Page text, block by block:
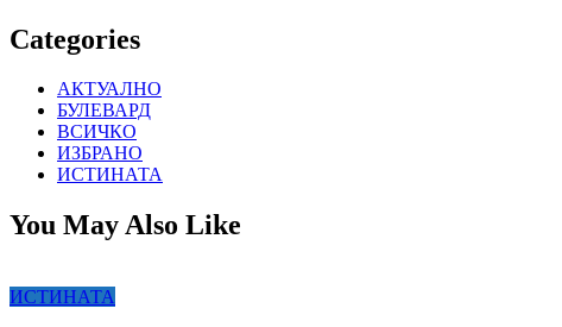
Categories
АКТУАЛНО
БУЛЕВАРД
ВСИЧКО
ИЗБРАНО
ИСТИНАТА
You May Also Like
ИСТИНАТА